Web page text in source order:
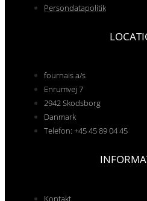
Persondatapolitik
fournais a/s
Enrumvej 7
2942 Skodsborg
Danmark
Telefon: +45 45 89 04 45
Kontakt